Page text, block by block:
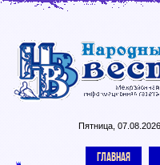
Пятница, 07.08.2026
ГЛАВНАЯ